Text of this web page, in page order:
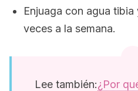
Enjuaga con agua
veces a la semana.
Lee también:¿Por